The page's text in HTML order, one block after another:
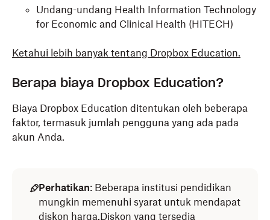
Undang-undang Health Information Technology
for Economic and Clinical Health (HITECH)
Ketahui lebih banyak tentang Dropbox Education.
Berapa biaya Dropbox Education?
Biaya Dropbox Education ditentukan oleh beberapa
faktor, termasuk jumlah pengguna yang ada pada
akun Anda.
Perhatikan: Beberapa institusi pendidikan
mungkin memenuhi syarat untuk mendapat
diskon harga.Diskon yang tersedia